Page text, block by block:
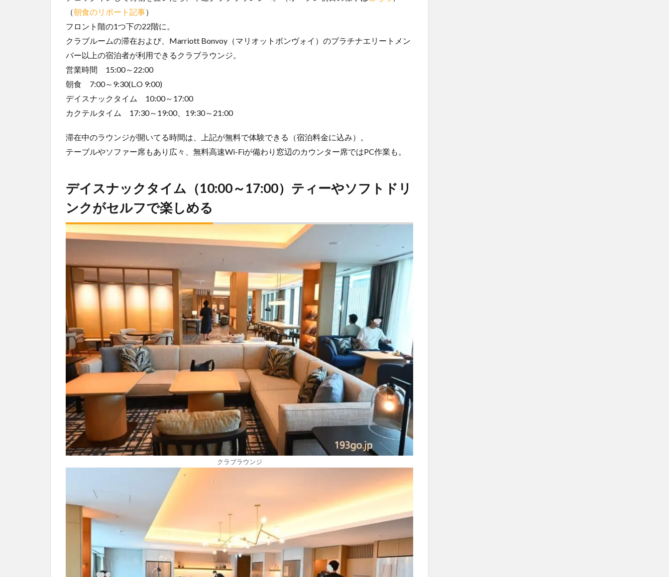
（朝食のリポート記事）
フロント階の1つ下の22階に。
クラブルームの滞在および、Marriott Bonvoy（マリオットボンヴォイ）のプラチナエリートメン
バー以上の宿泊者が利用できるクラブラウンジ。
営業時間 15:00～22:00
朝食 7:00～9:30(L.O 9:00)
デイスナックタイム 10:00～17:00
カクテルタイム 17:30～19:00、19:30～21:00
滞在中のラウンジが開いてる時間は、上記が無料で体験できる（宿泊料金に込み）。
テーブルやソファー席もあり広々、無料高速Wi-Fiが備わり窓辺のカウンター席ではPC作業も。
デイスナックタイム（10:00～17:00）ティーやソフトドリ
ンクがセルフで楽しめる
クラブラウンジ